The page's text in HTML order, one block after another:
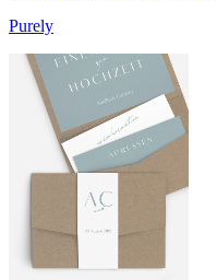
Purely